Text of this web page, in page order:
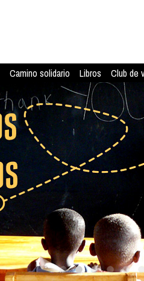
Camino solidario Libros Club de